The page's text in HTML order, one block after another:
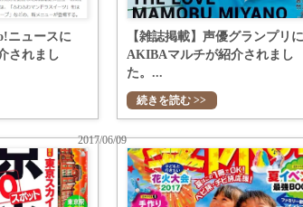
ニュースに
されまし
【雑誌掲載】声優グランプリに
AKIBAマルチが紹介されまし
た。...
続きを読む >>
2017/06/09